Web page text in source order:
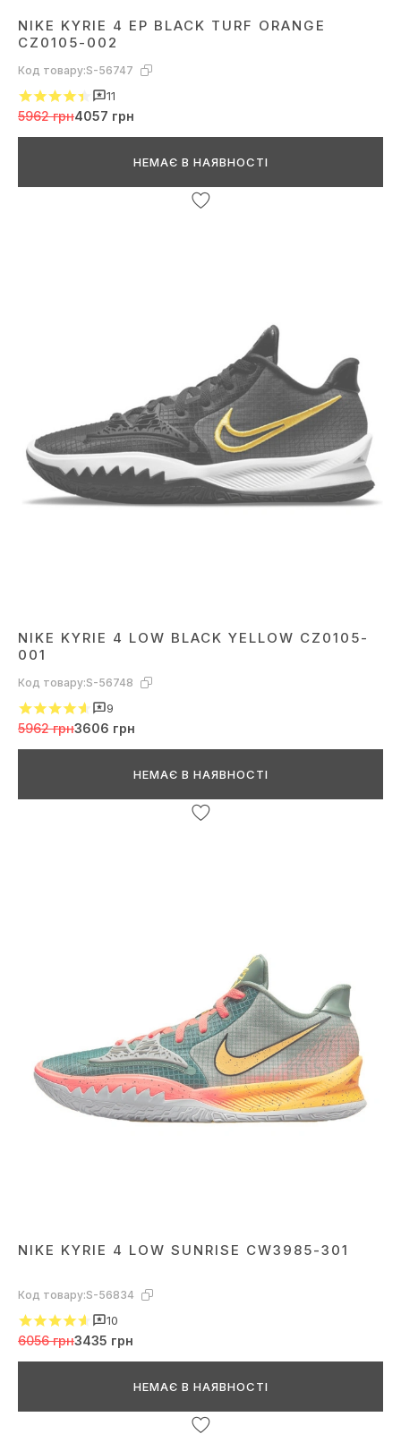
NIKE KYRIE 4 EP BLACK TURF ORANGE
CZ0105-002
Код товару:S-56747
11
5962 грн4057 грн
НЕМАЄ В НАЯВНОСТІ
NIKE KYRIE 4 LOW BLACK YELLOW CZ0105-
001
Код товару:S-56748
9
5962 грн3606 грн
НЕМАЄ В НАЯВНОСТІ
NIKE KYRIE 4 LOW SUNRISE CW3985-301
Код товару:S-56834
10
6056 грн3435 грн
НЕМАЄ В НАЯВНОСТІ